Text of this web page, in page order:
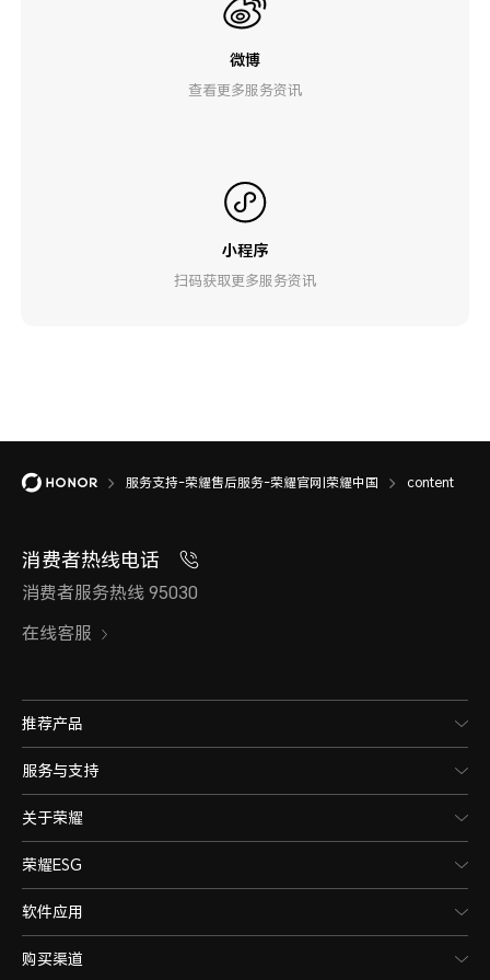
微博
查看更多服务资讯
小程序
扫码获取更多服务资讯
服务支持-荣耀售后服务-荣耀官网|荣耀中国 content
消费者热线电话
消费者服务热线 95030
在线客服
推荐产品
服务与支持
关于荣耀
荣耀ESG
软件应用
购买渠道